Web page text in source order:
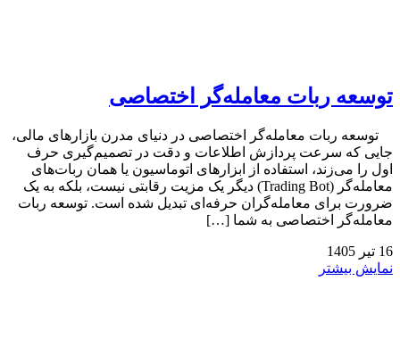
توسعه ربات معامله‌گر اختصاصی
توسعه ربات معامله‌گر اختصاصی در دنیای مدرن بازارهای مالی،
جایی که سرعت پردازش اطلاعات و دقت در تصمیم‌گیری حرف
اول را می‌زند، استفاده از ابزارهای اتوماسیون یا همان ربات‌های
معامله‌گر (Trading Bot) دیگر یک مزیت رقابتی نیست، بلکه به یک
ضرورت برای معامله‌گران حرفه‌ای تبدیل شده است. توسعه ربات
معامله‌گر اختصاصی به شما […]
16 تیر 1405
نمایش بیشتر